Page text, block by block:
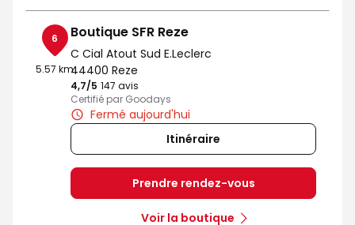
6
5.57 km
Boutique SFR Reze
C Cial Atout Sud E.Leclerc
44400 Reze
4,7/5 Note de 4.7 sur 5
147 avis
Certifié par Goodays
Fermé aujourd'hui
Itinéraire
Prendre rendez-vous
Voir la boutique